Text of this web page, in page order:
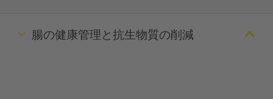
腸の健康管理と抗生物質の削減